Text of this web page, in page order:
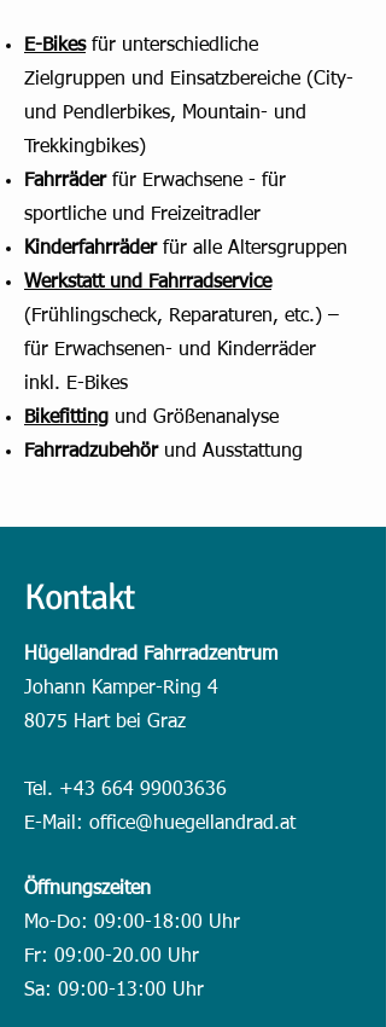
E-Bikes für unterschiedliche
Zielgruppen und Einsatzbereiche (City-
und Pendlerbikes, Mountain- und
Trekkingbikes)
Fahrräder für Erwachsene - für
sportliche und Freizeitradler
Kinderfahrräder für alle Altersgruppen
Werkstatt und Fahrradservice
(Frühlingscheck, Reparaturen, etc.) –
für Erwachsenen- und Kinderräder
inkl. E-Bikes
Bikefitting und Größenanalyse
Fahrradzubehör und Ausstattung
Kontakt
Hügellandrad Fahrradzentrum
Johann Kamper-Ring 4
8075 Hart bei Graz
Tel. +43 664 99003636
E-Mail: office@huegellandrad.at
Öffnungszeiten
Mo-Do: 09:00-18:00 Uhr
Fr: 09:00-20.00 Uhr
Sa: 09:00-13:00 Uhr